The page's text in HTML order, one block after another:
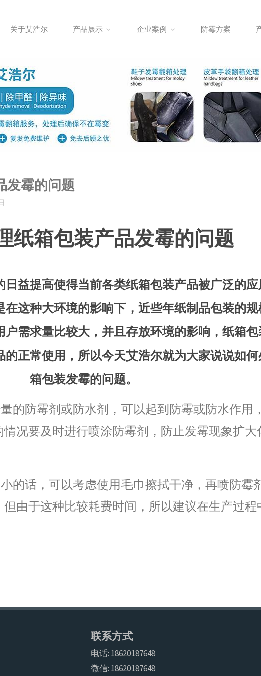
关于艾浩尔 产品展示 企业案例 防霉方案
发霉的问题
纸箱包装产品发霉的问题
益提高使得当前各类纸箱包装产品被广泛的
这种大环境的影响下，近些年纸制品包装的
需求量比较大，并且存放环境的影响，纸箱
的正常使用，所以今天艾浩尔就为大家说说如
箱包装发霉的问题。
的防霉剂或防水剂，可以起到防霉或防水作用
况要及时进行喷涂防霉剂，防止发霉现象扩大
的话，可以考虑使用毛巾擦拭干净，再喷防霉
由于这种比较耗费时间，所以建议在生产过程
联系方式
电话: 18620187648
微信: 18620187648